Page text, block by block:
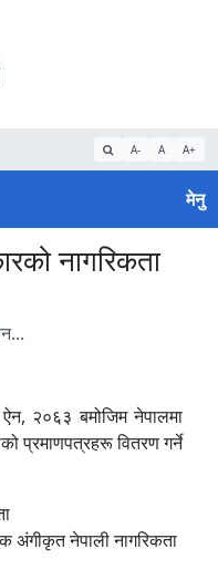
A- A A+
मेनु
नागरिकता
२०६३ बमोजिम नेपालमा
प्रमाणपत्रहरू वितरण गर्ने
अंगीकृत नेपाली नागरिकता